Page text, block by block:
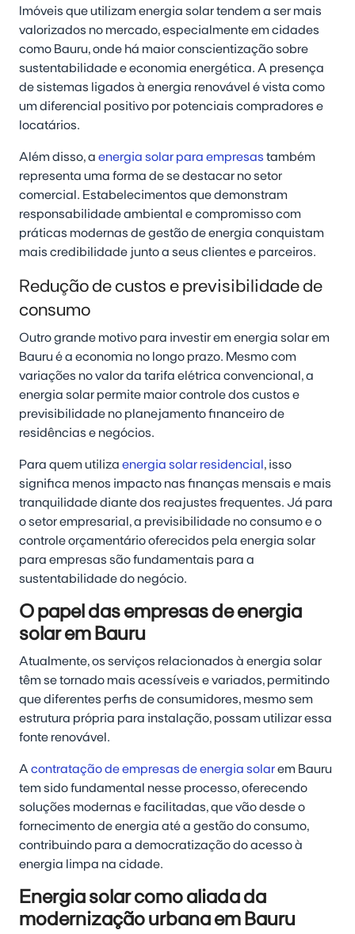
Imóveis que utilizam energia solar tendem a ser mais
valorizados no mercado, especialmente em cidades
como Bauru, onde há maior conscientização sobre
sustentabilidade e economia energética. A presença
de sistemas ligados à energia renovável é vista como
um diferencial positivo por potenciais compradores e
locatários.
Além disso, a energia solar para empresas também
representa uma forma de se destacar no setor
comercial. Estabelecimentos que demonstram
responsabilidade ambiental e compromisso com
práticas modernas de gestão de energia conquistam
mais credibilidade junto a seus clientes e parceiros.
Redução de custos e previsibilidade de
consumo
Outro grande motivo para investir em energia solar em
Bauru é a economia no longo prazo. Mesmo com
variações no valor da tarifa elétrica convencional, a
energia solar permite maior controle dos custos e
previsibilidade no planejamento financeiro de
residências e negócios.
Para quem utiliza energia solar residencial , isso
significa menos impacto nas finanças mensais e mais
tranquilidade diante dos reajustes frequentes. Já para
o setor empresarial, a previsibilidade no consumo e o
controle orçamentário oferecidos pela energia solar
para empresas são fundamentais para a
sustentabilidade do negócio.
O papel das empresas de energia
solar em Bauru
Atualmente, os serviços relacionados à energia solar
têm se tornado mais acessíveis e variados, permitindo
que diferentes perfis de consumidores, mesmo sem
estrutura própria para instalação, possam utilizar essa
fonte renovável.
A contratação de empresas de energia solarem Bauru
tem sido fundamental nesse processo, oferecendo
soluções modernas e facilitadas, que vão desde o
fornecimento de energia até a gestão do consumo,
contribuindo para a democratização do acesso à
energia limpa na cidade.
Energia solar como aliada da
modernização urbana em Bauru